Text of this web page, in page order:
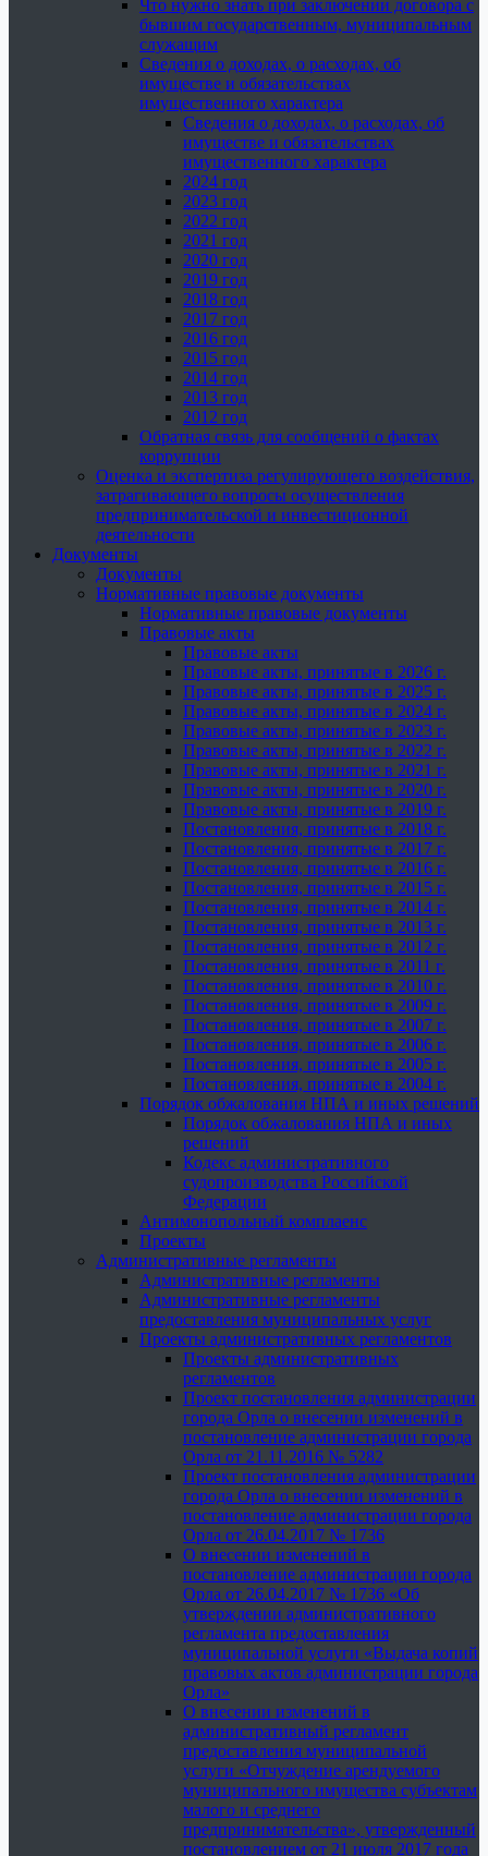
Что нужно знать при заключении договора с
бывшим государственным, муниципальным
служащим
Сведения о доходах, о расходах, об
имуществе и обязательствах
имущественного характера
Сведения о доходах, о расходах, об
имуществе и обязательствах
имущественного характера
2024 год
2023 год
2022 год
2021 год
2020 год
2019 год
2018 год
2017 год
2016 год
2015 год
2014 год
2013 год
2012 год
Обратная связь для сообщений о фактах
коррупции
Оценка и экспертиза регулирующего воздействия,
затрагивающего вопросы осуществления
предпринимательской и инвестиционной
деятельности
Документы
Документы
Нормативные правовые документы
Нормативные правовые документы
Правовые акты
Правовые акты
Правовые акты, принятые в 2026 г.
Правовые акты, принятые в 2025 г.
Правовые акты, принятые в 2024 г.
Правовые акты, принятые в 2023 г.
Правовые акты, принятые в 2022 г.
Правовые акты, принятые в 2021 г.
Правовые акты, принятые в 2020 г.
Правовые акты, принятые в 2019 г.
Постановления, принятые в 2018 г.
Постановления, принятые в 2017 г.
Постановления, принятые в 2016 г.
Постановления, принятые в 2015 г.
Постановления, принятые в 2014 г.
Постановления, принятые в 2013 г.
Постановления, принятые в 2012 г.
Постановления, принятые в 2011 г.
Постановления, принятые в 2010 г.
Постановления, принятые в 2009 г.
Постановления, принятые в 2007 г.
Постановления, принятые в 2006 г.
Постановления, принятые в 2005 г.
Постановления, принятые в 2004 г.
Порядок обжалования НПА и иных решений
Порядок обжалования НПА и иных
решений
Кодекс административного
судопроизводства Российской
Федерации
Антимонопольный комплаенс
Проекты
Административные регламенты
Административные регламенты
Административные регламенты
предоставления муниципальных услуг
Проекты административных регламентов
Проекты административных
регламентов
Проект постановления администрации
города Орла о внесении изменений в
постановление администрации города
Орла от 21.11.2016 № 5282
Проект постановления администрации
города Орла о внесении изменений в
постановление администрации города
Орла от 26.04.2017 № 1736
О внесении изменений в
постановление администрации города
Орла от 26.04.2017 № 1736 «Об
утверждении административного
регламента предоставления
муниципальной услуги «Выдача копий
правовых актов администрации города
Орла»
О внесении изменений в
административный регламент
предоставления муниципальной
услуги «Отчуждение арендуемого
муниципального имущества субъектам
малого и среднего
предпринимательства», утвержденный
постановлением от 21 июля 2017 года